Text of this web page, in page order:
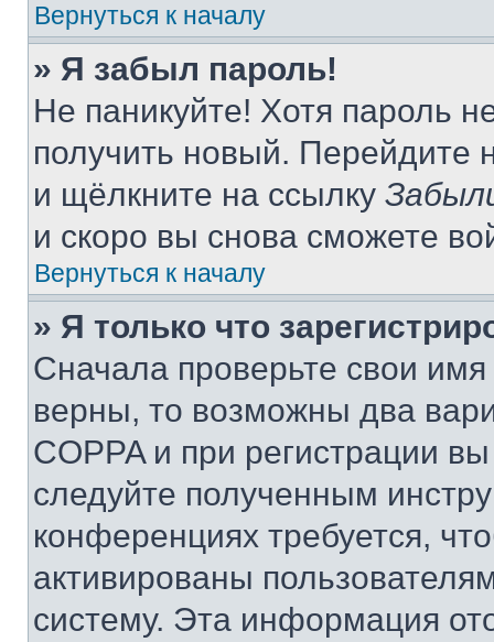
Вернуться к началу
» Я забыл пароль!
Не паникуйте! Хотя пароль
получить новый. Перейдите
и щёлкните на ссылку
и скоро вы снова сможете
Вернуться к началу
» Я только что
Сначала проверьте свои
верны, то возможны два
COPPA и при регистрации
следуйте полученным
конференциях требуется,
активированы
систему. Эта информация